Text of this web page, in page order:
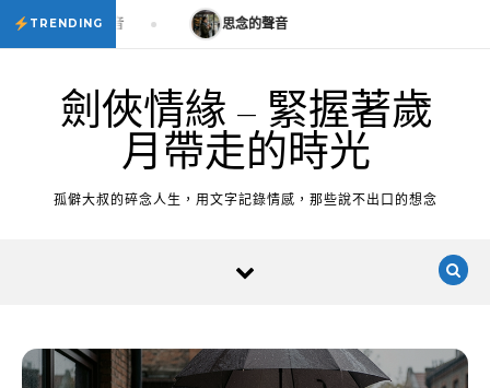
Skip to content
TRENDING
思念的聲音 思念的聲音
劍俠情緣 – 緊握著歲
月帶走的時光
孤僻大叔的碎念人生，用文字記錄情感，那些說不出口的想念